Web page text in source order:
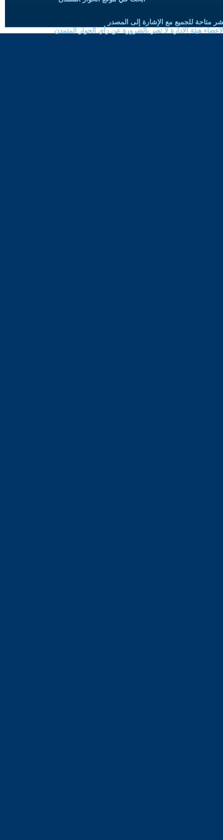
متاحة للجميع مع الإشارة إلى المصدر
هيئة الادارة لا تعبر بالضرورة عن رأي الحوار المتمدن